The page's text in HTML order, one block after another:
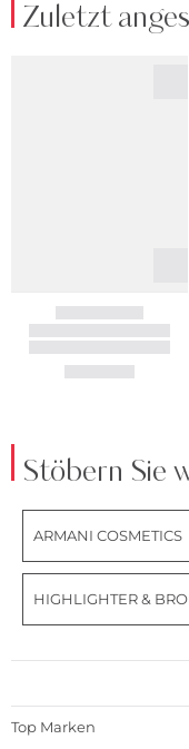
Zuletzt
Stöbern Sie
ARMANI COSMETICS
HIGHLIGHTER &
Top Marken